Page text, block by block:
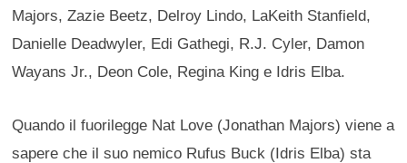
Majors, Zazie Beetz, Delroy Lindo, LaKeith Stanfield,
Danielle Deadwyler, Edi Gathegi, R.J. Cyler, Damon
Wayans Jr., Deon Cole, Regina King e Idris Elba.
Quando il fuorilegge Nat Love (Jonathan Majors) viene a
sapere che il suo nemico Rufus Buck (Idris Elba) sta